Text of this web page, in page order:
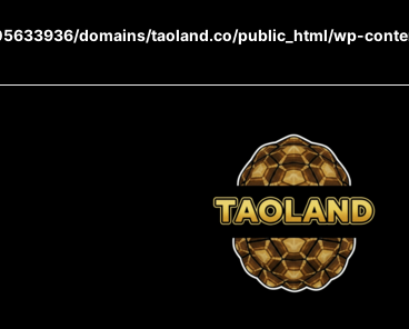
domains/taoland.co/public_html/wp-